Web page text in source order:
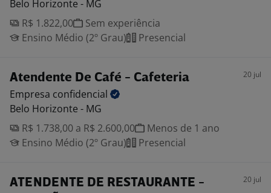
Belo Horizonte - MG
R$ 1.822,00
Sem experiência
Ensino Médio (2º Grau)
Presencial
Atendente De Café - Cafeteria 20 jul
Empresa confidencial
Belo Horizonte - MG
R$ 1.738,00 a R$ 2.600,00
Menos de 1 ano
Ensino Médio (2º Grau)
Presencial
ATENDENTE DE RESTAURANTE -
20 jul